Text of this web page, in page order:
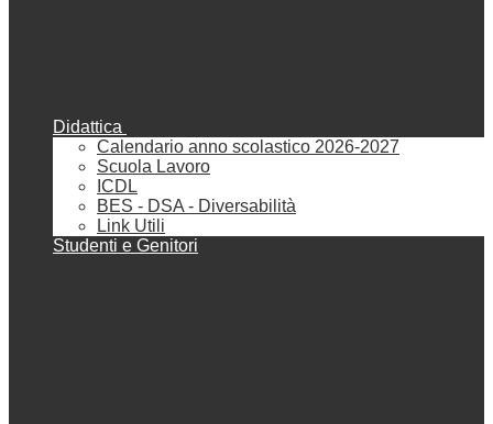
Didattica
Calendario anno scolastico 2026-2027
Scuola Lavoro
ICDL
BES - DSA - Diversabilità
Link Utili
Studenti e Genitori